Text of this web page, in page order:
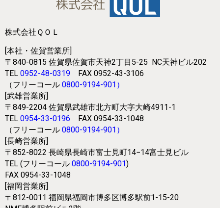
株式会社ＱＯＬ
[本社・佐賀営業所]
〒840-0815 佐賀県佐賀市天神2丁目5-25 NC天神ビル202
TEL 0952-48-0319
FAX 0952-43-3106
（フリーコール 0800-9194-901 ）
[武雄営業所]
〒849-2204 佐賀県武雄市北方町大字大崎4911-1
TEL 0954-33-0196
FAX 0954-33-1048
（フリーコール 0800-9194-901 ）
[長崎営業所]
〒852-8022 長崎県長崎市富士見町14−14富士見ビル
TEL (フリーコール 0800-9194-901)
FAX 0954-33-1048
[福岡営業所]
〒812-0011 福岡県福岡市博多区博多駅前1-15-20